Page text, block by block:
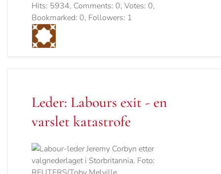
Hits: 5934, Comments: 0, Votes: 0,
Bookmarked: 0, Followers: 1
Leder: Labours exit - en
varslet katastrofe